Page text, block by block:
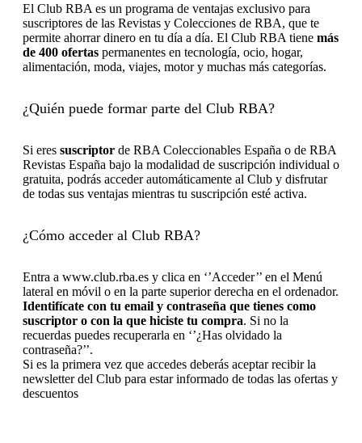
El Club RBA es un programa de ventajas exclusivo para
suscriptores de las Revistas y Colecciones de RBA, que te
permite ahorrar dinero en tu día a día. El Club RBA tiene más
de 400 ofertas permanentes en tecnología, ocio, hogar,
alimentación, moda, viajes, motor y muchas más categorías.
¿Quién puede formar parte del Club RBA?
Si eres suscriptor de RBA Coleccionables España o de RBA
Revistas España bajo la modalidad de suscripción individual o
gratuita, podrás acceder automáticamente al Club y disfrutar
de todas sus ventajas mientras tu suscripción esté activa.
¿Cómo acceder al Club RBA?
Entra a www.club.rba.es y clica en ‘’Acceder’’ en el Menú
lateral en móvil o en la parte superior derecha en el ordenador.
Identifícate con tu email y contraseña que tienes como
suscriptor o con la que hiciste tu compra. Si no la
recuerdas puedes recuperarla en ‘’¿Has olvidado la
contraseña?’’.
Si es la primera vez que accedes deberás aceptar recibir la
newsletter del Club para estar informado de todas las ofertas y
descuentos